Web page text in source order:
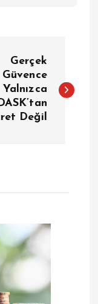
Gerçek
Güvence
Yalnızca
Değil